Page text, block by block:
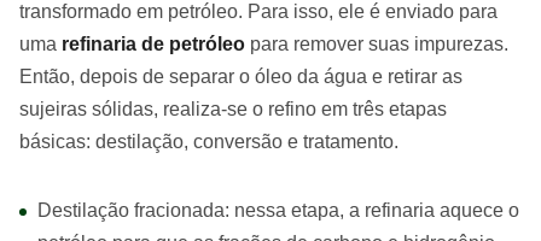
transformado em petróleo. Para isso, ele é enviado para
uma refinaria de petróleo para remover suas impurezas.
Então, depois de separar o óleo da água e retirar as
sujeiras sólidas, realiza-se o refino em três etapas
básicas: destilação, conversão e tratamento.
Destilação fracionada: nessa etapa, a refinaria aquece o